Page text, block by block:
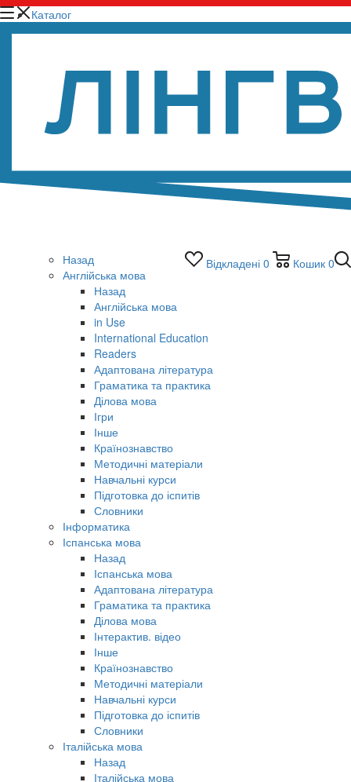
Відкладені 0 Кошик 0
Каталог
Назад
Англійська мова
Назад
Англійська мова
in Use
International Education
Readers
Адаптована література
Граматика та практика
Ділова мова
Ігри
Інше
Країнознавство
Методичні матеріали
Навчальні курси
Підготовка до іспитів
Словники
Інформатика
Іспанська мова
Назад
Іспанська мова
Адаптована література
Граматика та практика
Ділова мова
Інтерактив. відео
Інше
Країнознавство
Методичні матеріали
Навчальні курси
Підготовка до іспитів
Словники
Італійська мова
Назад
Італійська мова